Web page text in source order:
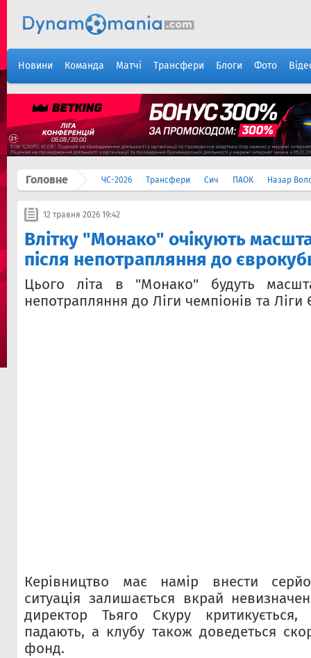
Новини Команда Матчі Трансфери Блоги Фото
Головне ЧС-2026 Трансфери Сич ПАОК Назар
12 травня 2026 19:42
Влітку "Монако" очікують
після непотрапляння до
Цього літа в "Монако" будуть
непотрапляння до Ліги чемпіонів та Ліги
Керівництво має намір внести
ситуація залишається вкрай
директор Тьяго Скуру
падають, а клубу також доведеться
фонд.